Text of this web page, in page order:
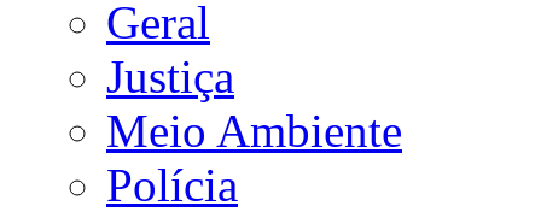
Geral
Justiça
Meio Ambiente
Polícia